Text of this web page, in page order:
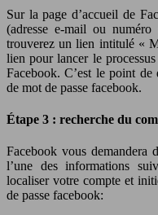
Sur la page d’accueil de
(adresse e-mail ou
trouverez un lien intitulé «
lien pour lancer le
Facebook. C’est le point de
de mot de passe facebook.
Étape 3 : recherche du
Facebook vous demandera
l’une des informations
localiser votre compte et
de passe facebook: